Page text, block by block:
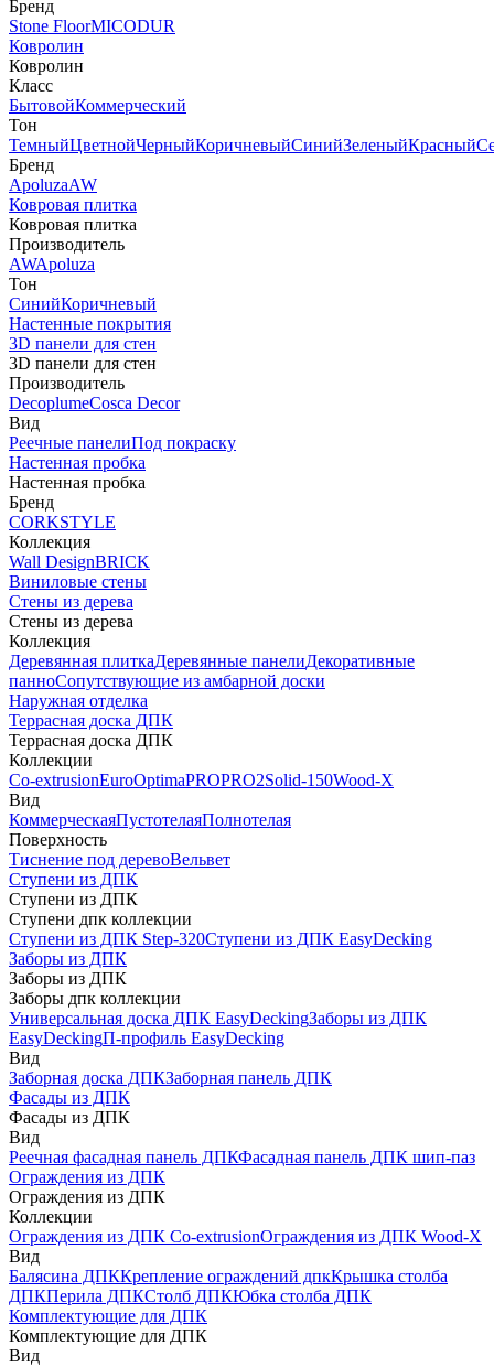
Бренд
Stone FloorMICODUR
Ковролин
Ковролин
Класс
БытовойКоммерческий
Тон
ТемныйЦветнойЧерныйКоричневыйСинийЗеленыйКрасный
Бренд
ApoluzaAW
Ковровая плитка
Ковровая плитка
Производитель
AWApoluza
Тон
СинийКоричневый
Настенные покрытия
3D панели для стен
3D панели для стен
Производитель
DecoplumeCosca Decor
Вид
Реечные панелиПод покраску
Настенная пробка
Настенная пробка
Бренд
CORKSTYLE
Коллекция
Wall DesignBRICK
Виниловые стены
Стены из дерева
Стены из дерева
Коллекция
Деревянная плиткаДеревянные панелиДекоративные
панноСопутствующие из амбарной доски
Наружная отделка
Террасная доска ДПК
Террасная доска ДПК
Коллекции
Co-extrusionEuroOptimaPROPRO2Solid-150Wood-X
Вид
КоммерческаяПустотелаяПолнотелая
Поверхность
Тиснение под деревоВельвет
Ступени из ДПК
Ступени из ДПК
Ступени дпк коллекции
Ступени из ДПК Step-320Ступени из ДПК EasyDecking
Заборы из ДПК
Заборы из ДПК
Заборы дпк коллекции
Универсальная доска ДПК EasyDeckingЗаборы из ДПК
EasyDeckingП-профиль EasyDecking
Вид
Заборная доска ДПКЗаборная панель ДПК
Фасады из ДПК
Фасады из ДПК
Вид
Реечная фасадная панель ДПКФасадная панель ДПК шип-паз
Ограждения из ДПК
Ограждения из ДПК
Коллекции
Ограждения из ДПК Co-extrusionОграждения из ДПК Wood-X
Вид
Балясина ДПККрепление ограждений дпкКрышка столба
ДПКПерила ДПКСтолб ДПКЮбка столба ДПК
Комплектующие для ДПК
Комплектующие для ДПК
Вид